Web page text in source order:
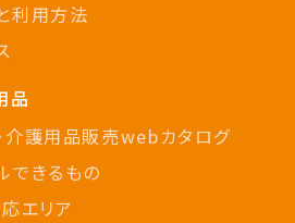
利用方法
品
介護用品販売webカタログ
できるもの
エリア